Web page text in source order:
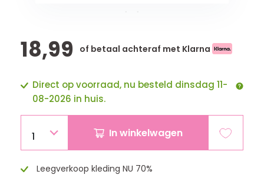
18,99 of betaal achteraf met Klarna
Direct op voorraad, nu besteld dinsdag 11-
08-2026 in huis.
1 In winkelwagen
Leegverkoop kleding NU 70%